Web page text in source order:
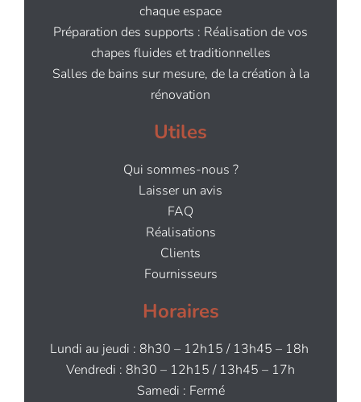
chaque espace
Préparation des supports : Réalisation de vos
chapes fluides et traditionnelles
Salles de bains sur mesure, de la création à la
rénovation
Utiles
Qui sommes-nous ?
Laisser un avis
FAQ
Réalisations
Clients
Fournisseurs
Horaires
Lundi au jeudi : 8h30 – 12h15 / 13h45 – 18h
Vendredi : 8h30 – 12h15 / 13h45 – 17h
Samedi : Fermé